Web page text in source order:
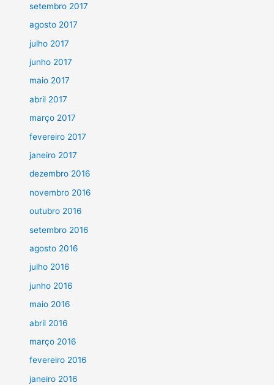
setembro 2017
agosto 2017
julho 2017
junho 2017
maio 2017
abril 2017
março 2017
fevereiro 2017
janeiro 2017
dezembro 2016
novembro 2016
outubro 2016
setembro 2016
agosto 2016
julho 2016
junho 2016
maio 2016
abril 2016
março 2016
fevereiro 2016
janeiro 2016